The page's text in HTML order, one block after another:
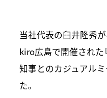
当社代表の臼井隆秀が
kiro広島で開催された
知事とのカジュアル
た。